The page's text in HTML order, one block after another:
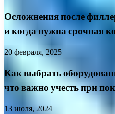
Осложнения после
и когда нужна срочная
20 февраля, 2025
Как выбрать
что важно учесть при
13 июля, 2024